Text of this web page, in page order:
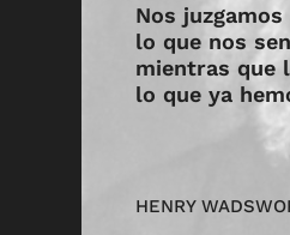
Nos
lo que nos
mientras que
lo que ya
HENRY